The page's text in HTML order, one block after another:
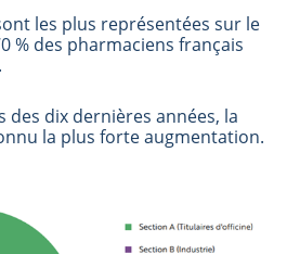
les plus représentées sur le
% des pharmaciens français
des dix dernières années, la
la plus forte augmentation.